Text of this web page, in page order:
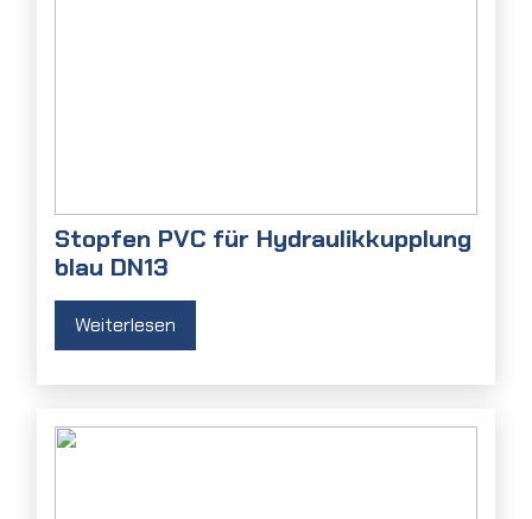
Stopfen PVC für Hydraulikkupplung
blau DN13
Weiterlesen